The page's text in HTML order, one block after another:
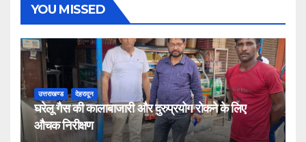
YOU MISSED
उत्तराखण्ड देहरादून
घरेलू गैस की कालाबाजारी और दुरुप्रयोग रोकने के लिए
औचक निरीक्षण